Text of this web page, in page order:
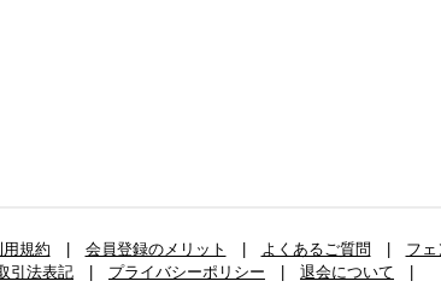
用規約 | 会員登録のメリット | よくあるご質問 | フ
引法表記 | プライバシーポリシー | 退会について |